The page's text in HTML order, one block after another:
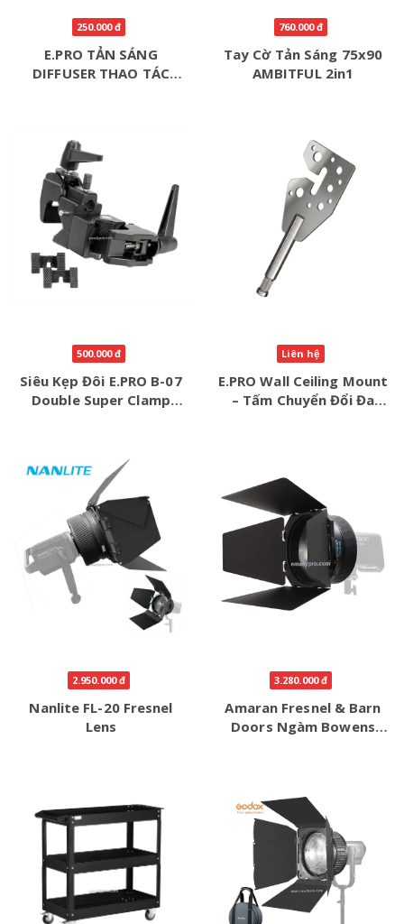
250.000 đ
E.PRO TẢN SÁNG
DIFFUSER THAO TÁC
760.000 đ
Tay Cờ Tản Sáng 75x90
AMBITFUL 2in1
500.000 đ
Siêu Kẹp Đôi E.PRO B-07
Double Super Clamp
Liên hệ
E.PRO Wall Ceiling Mount
– Tấm Chuyển Đổi Đa
2.950.000 đ
Nanlite FL-20 Fresnel
Lens
3.280.000 đ
Amaran Fresnel & Barn
Doors Ngàm Bowens